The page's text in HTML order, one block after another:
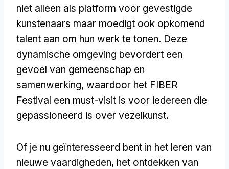
niet alleen als platform voor gevestigde
kunstenaars maar moedigt ook opkomend
talent aan om hun werk te tonen. Deze
dynamische omgeving bevordert een
gevoel van gemeenschap en
samenwerking, waardoor het FIBER
Festival een must-visit is voor iedereen die
gepassioneerd is over vezelkunst.
Of je nu geïnteresseerd bent in het leren van
nieuwe vaardigheden, het ontdekken van